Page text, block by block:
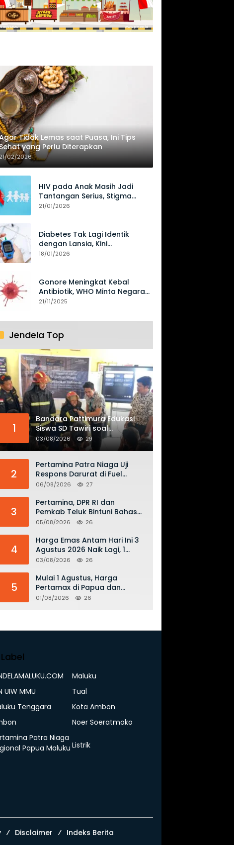
Tidak Lemas saat Puasa, Ini Tips
yang Perlu Diterapkan
21/02/2026
HIV pada Anak Masih Jadi
Tantangan Serius, Stigma
Hambat Akses Perawatan
21/01/2026
Diabetes Tak Lagi Identik
dengan Lansia, Kini
Mengancam Generasi Muda
18/01/2026
Gonore Meningkat Kebal
Antibiotik, WHO Minta Negara
Perkuat Surveilans
21/11/2025
Jendela Top
1
Bandara Pattimura Edukasi
Siswa SD Tawiri soal
Keselamatan Penerbangan
dan Bahaya Bermain Layang-
03/08/2026 29
2
Pertamina Patra Niaga Uji
Respons Darurat di Fuel
Terminal Biak, Antisipasi Risiko
BBM
06/08/2026 27
3
Pertamina, DPR RI dan
Pemkab Teluk Bintuni Bahas
Penguatan Distribusi BBM dan
05/08/2026 26
4
Harga Emas Antam Hari Ini 3
Agustus 2026 Naik Lagi, 1
Gram Tembus Rp 2,61 Juta
03/08/2026 26
5
Mulai 1 Agustus, Harga
Pertamax di Papua dan
Maluku Turun Jadi Rp16.300
01/08/2026 26
Label
Maluku
UIW MMU
Tual
Tenggara
Kota Ambon
Noer Soeratmoko
Patra Niaga
Papua Maluku Listrik
Disclaimer Indeks Berita